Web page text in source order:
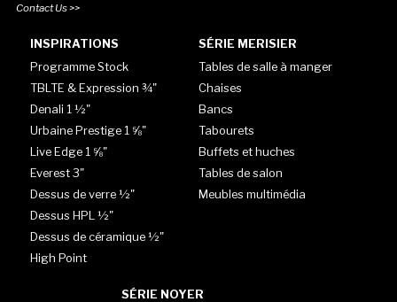
Contact Us >>
INSPIRATIONS
Programme Stock
TBLTE & Expression ¾"
Denali 1 ½"
Urbaine Prestige 1 ⅝"
Live Edge 1 ⅝"
Everest 3"
Dessus de verre ½"
Dessus HPL ½"
Dessus de céramique ½"
High Point
SÉRIE MERISIER
Tables de salle à manger
Chaises
Bancs
Tabourets
Buffets et huches
Tables de salon
Meubles multimédia
SÉRIE NOYER